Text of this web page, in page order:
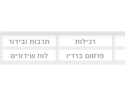
רכילות
תרבות ובידור
פרסום ברדיו לוח שידורים